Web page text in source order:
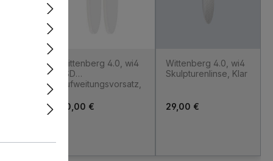
Wittenberg 4.0, wi4
LSD
Aufweitungsvorsatz,
60,00 €
Wittenberg 4.0, wi4
Skulpturenlinse, Klar
29,00 €